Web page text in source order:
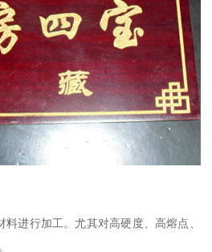
进行加工。尤其对高硬度、高熔点、